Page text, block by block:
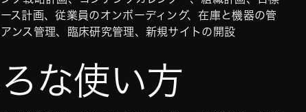
ス計画、従業員のオンボーディング、在庫と機器の管
ンス管理、臨床研究管理、新規サイトの開設
な使い方